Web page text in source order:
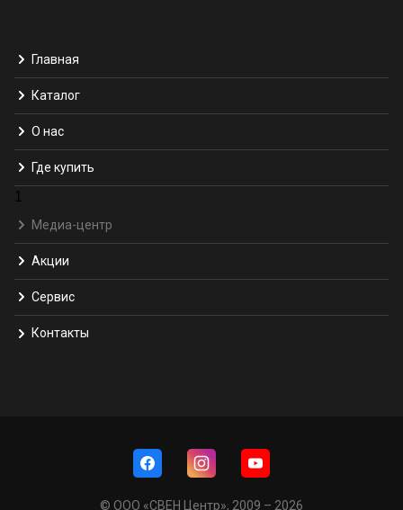
Главная
Каталог
О нас
Где купить
1
Медиа-центр
Акции
Сервис
Контакты
© ООО «СВЕН Центр», 2009 – 2026